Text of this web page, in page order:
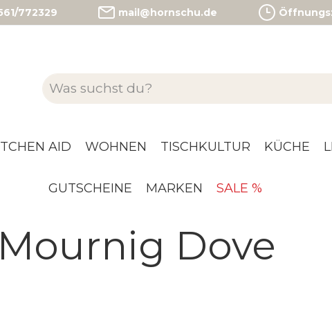
772329 mail@hornschu.de
AID WOHNEN TISCHKULTUR KÜCHE
GUTSCHEINE MARKEN SALE %
Dove